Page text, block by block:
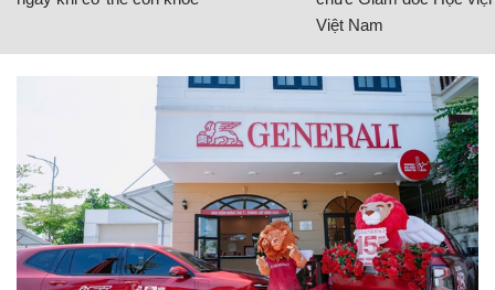
Việt Nam